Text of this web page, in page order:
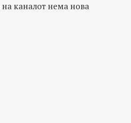
на каналот нема нова